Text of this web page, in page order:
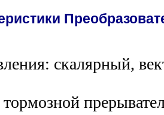
скалярный,